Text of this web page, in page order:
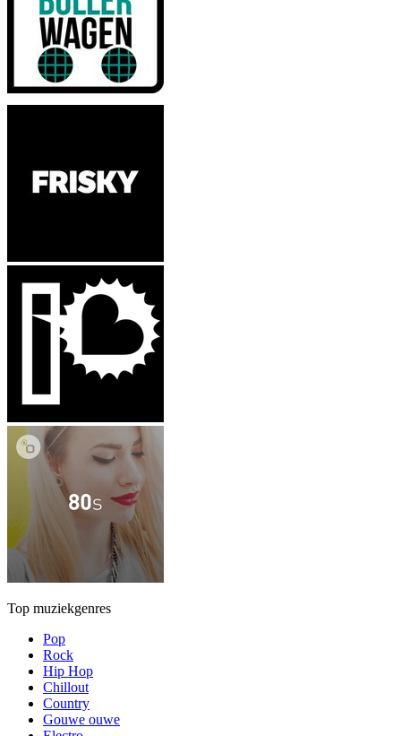
Top muziekgenres
Pop
Rock
Hip Hop
Chillout
Country
Gouwe ouwe